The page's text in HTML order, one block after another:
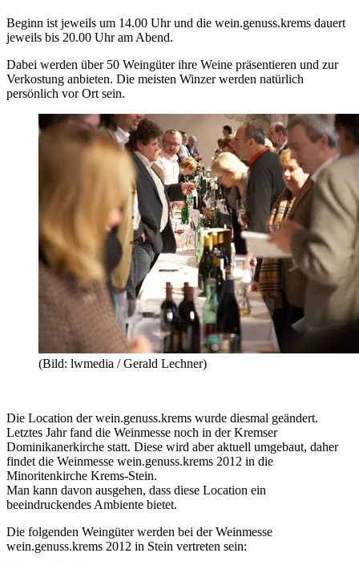
Beginn ist jeweils um 14.00 Uhr und die wein.genuss.krems dauert
jeweils bis 20.00 Uhr am Abend.
Dabei werden über 50 Weingüter ihre Weine präsentieren und zur
Verkostung anbieten. Die meisten Winzer werden natürlich
persönlich vor Ort sein.
(Bild: lwmedia / Gerald Lechner)
Die Location der wein.genuss.krems wurde diesmal geändert.
Letztes Jahr fand die Weinmesse noch in der Kremser
Dominikanerkirche statt. Diese wird aber aktuell umgebaut, daher
findet die Weinmesse wein.genuss.krems 2012 in die
Minoritenkirche Krems-Stein.
Man kann davon ausgehen, dass diese Location ein
beeindruckendes Ambiente bietet.
Die folgenden Weingüter werden bei der Weinmesse
wein.genuss.krems 2012 in Stein vertreten sein: